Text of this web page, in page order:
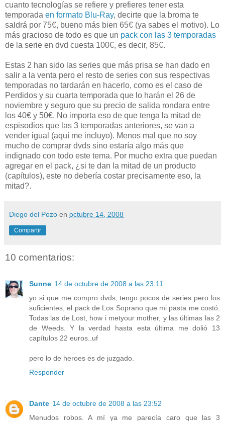
cuanto tecnologías se refiere y prefieres tener esta
temporada en formato Blu-Ray, decirte que la broma te
saldrá por 75€, bueno más bien 65€ (ya sabes el motivo). Lo
más gracioso de todo es que un pack con las 3 temporadas
de la serie en dvd cuesta 100€, es decir, 85€.
Estas 2 han sido las series que más prisa se han dado en
salir a la venta pero el resto de series con sus respectivas
temporadas no tardarán en hacerlo, como es el caso de
Perdidos y su cuarta temporada que lo harán el 26 de
noviembre y seguro que su precio de salida rondara entre
los 40€ y 50€. No importa eso de que tenga la mitad de
espisodios que las 3 temporadas anteriores, se van a
vender igual (aquí me incluyo). Menos mal que no soy
mucho de comprar dvds sino estaría algo más que
indignado con todo este tema. Por mucho extra que puedan
agregar en el pack, ¿si te dan la mitad de un producto
(capítulos), este no debería costar precisamente eso, la
mitad?.
Diego del Pozo en octubre 14, 2008
Compartir
10 comentarios:
Sunne 14 de octubre de 2008 a las 23:11
yo si que me compro dvds, tengo pocos de series pero los
suficientes, el pack de Los Soprano que mi pasta me costó.
Todas las de Lost, how i metyour mother, y las últimas las 2
de Weeds. Y la verdad hasta esta última me dolió 13
capítulos 22 euros..uf
pero lo de heroes es de juzgado.
Responder
Dante 14 de octubre de 2008 a las 23:52
Menudos robos. A mí ya me parecía caro que las 3